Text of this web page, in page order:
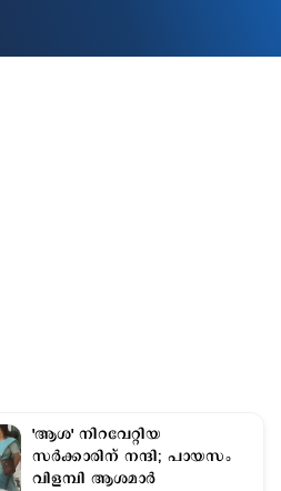
'ആശ' നിറവേറ്റിയ
സര്‍ക്കാരിന് നന്ദി; പായസം
വിളമ്പി ആശമാര്‍